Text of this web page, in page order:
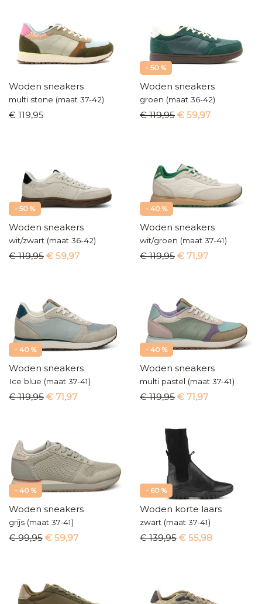
Woden sneakers
multi stone (maat 37-42)
€ 119,95
- 50 %
Woden sneakers
groen (maat 36-42)
€ 119,95 € 59,97
- 50 %
Woden sneakers
wit/zwart (maat 36-42)
€ 119,95 € 59,97
- 40 %
Woden sneakers
wit/groen (maat 37-41)
€ 119,95 € 71,97
- 40 %
Woden sneakers
Ice blue (maat 37-41)
€ 119,95 € 71,97
- 40 %
Woden sneakers
multi pastel (maat 37-41)
€ 119,95 € 71,97
- 40 %
Woden sneakers
grijs (maat 37-41)
€ 99,95 € 59,97
- 60 %
Woden korte laars
zwart (maat 37-41)
€ 139,95 € 55,98